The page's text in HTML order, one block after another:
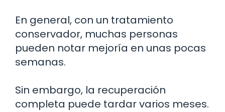
En general, con un tratamiento
conservador, muchas personas
pueden notar mejoría en unas pocas
semanas.
Sin embargo, la recuperación
completa puede tardar varios meses.